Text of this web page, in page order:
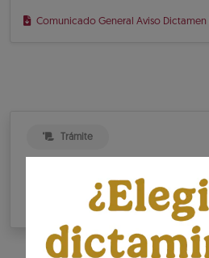
Comunicado General Aviso
Trámite
Proceso para
de Dictamen